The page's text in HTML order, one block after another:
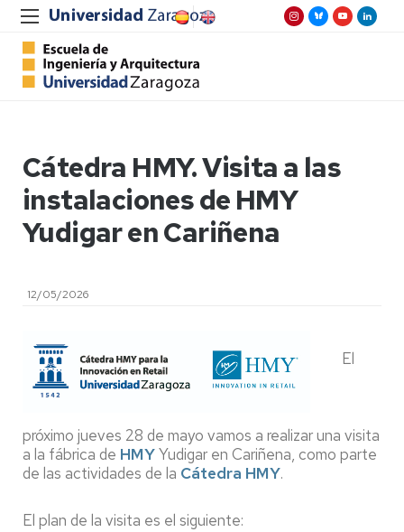
Cátedra HMY. Visita a las
instalaciones de HMY
Yudigar en Cariñena
12/05/2026
El
próximo jueves 28 de mayo vamos a realizar una visita
a la fábrica de HMYYudigar en Cariñena, como parte
de las actividades de la Cátedra HMY.
El plan de la visita es el siguiente: